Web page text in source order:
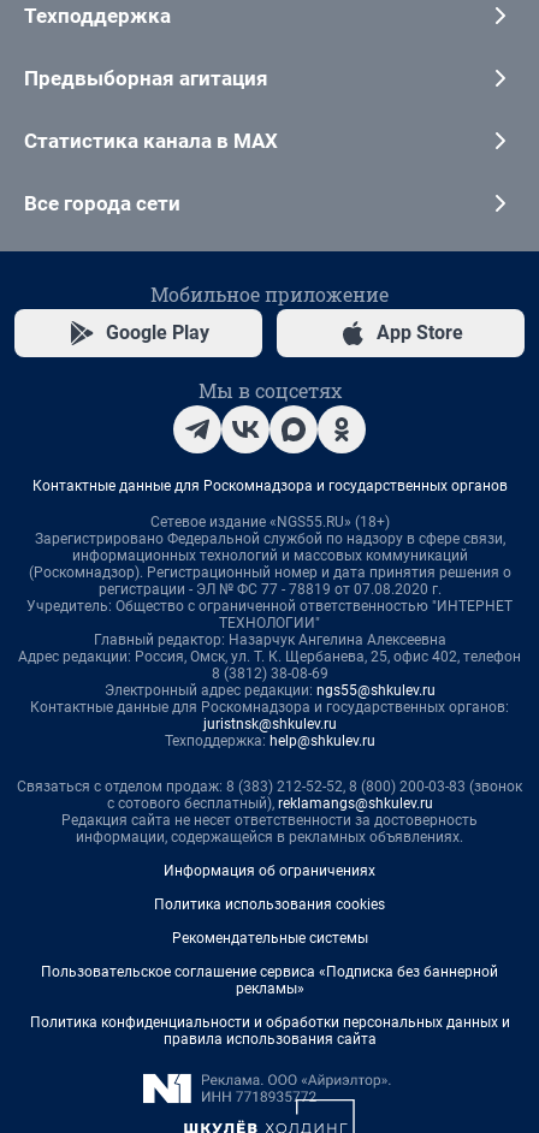
Техподдержка
Предвыборная агитация
Статистика канала в MAX
Все города сети
Мобильное приложение
Google Play App Store
Мы в соцсетях
Контактные данные для Роскомнадзора и государственных органов
Сетевое издание «NGS55.RU» (18+)
Зарегистрировано Федеральной службой по надзору в сфере связи,
информационных технологий и массовых коммуникаций
(Роскомнадзор). Регистрационный номер и дата принятия решения о
регистрации - ЭЛ № ФС 77 - 78819 от 07.08.2020 г.
Учредитель: Общество с ограниченной ответственностью "ИНТЕРНЕТ
ТЕХНОЛОГИИ"
Главный редактор: Назарчук Ангелина Алексеевна
Адрес редакции: Россия, Омск, ул. Т. К. Щербанева, 25, офис 402, телефон
8 (3812) 38-08-69
Электронный адрес редакции: ngs55@shkulev.ru
Контактные данные для Роскомнадзора и государственных органов:
juristnsk@shkulev.ru
Техподдержка: help@shkulev.ru
Связаться с отделом продаж: 8 (383) 212-52-52, 8 (800) 200-03-83 (звонок
с сотового бесплатный), reklamangs@shkulev.ru
Редакция сайта не несет ответственности за достоверность
информации, содержащейся в рекламных объявлениях.
Информация об ограничениях
Политика использования cookies
Рекомендательные системы
Пользовательское соглашение сервиса «Подписка без баннерной
рекламы»
Политика конфиденциальности и обработки персональных данных и
правила использования сайта